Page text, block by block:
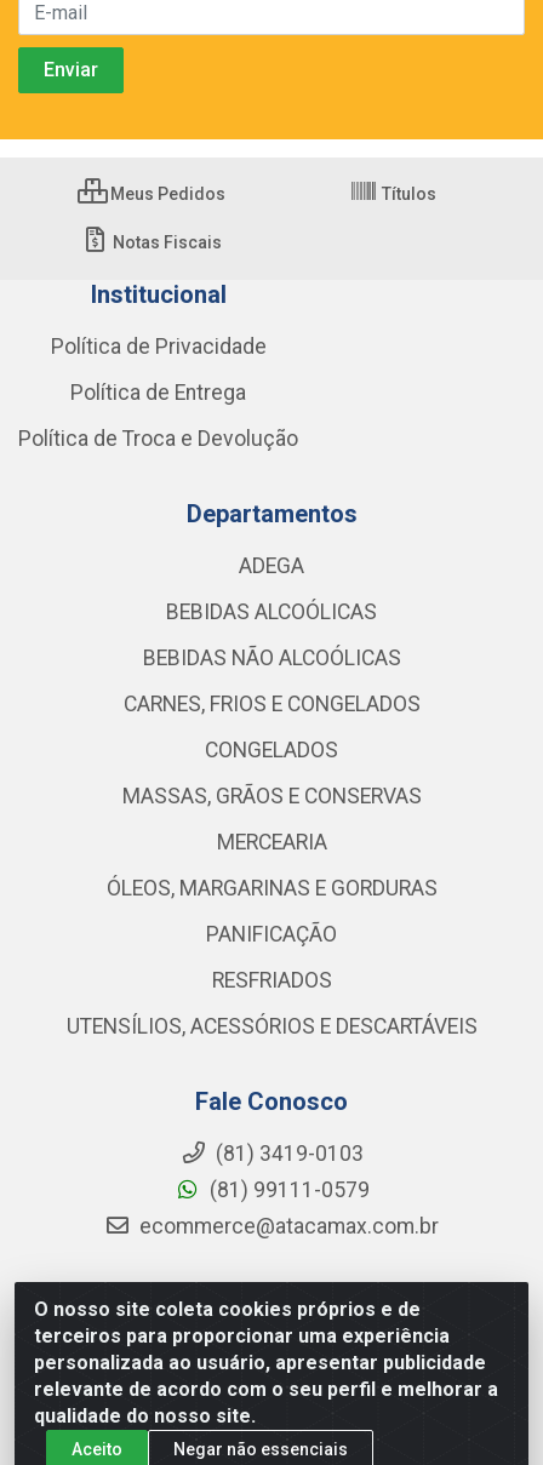
O nosso site coleta cookies próprios e de
terceiros para proporcionar uma experiência
personalizada ao usuário, apresentar publicidade
relevante de acordo com o seu perfil e melhorar a
qualidade do nosso site.
Aceito Negar não essenciais
Meus Pedidos Títulos
Notas Fiscais
Institucional
Política de Privacidade
Política de Entrega
Política de Troca e Devolução
Departamentos
ADEGA
BEBIDAS ALCOÓLICAS
BEBIDAS NÃO ALCOÓLICAS
CARNES, FRIOS E CONGELADOS
CONGELADOS
MASSAS, GRÃOS E CONSERVAS
MERCEARIA
ÓLEOS, MARGARINAS E GORDURAS
PANIFICAÇÃO
RESFRIADOS
UTENSÍLIOS, ACESSÓRIOS E DESCARTÁVEIS
Fale Conosco
(81) 3419-0103
(81) 99111-0579
ecommerce@atacamax.com.br
Atacamax Importadora de Alimentos LTDA - RODOVIA BR-
101 - SUL, KM 79,60 GP E GALPAO:D - Muribeca, Jaboatão dos
Guararapes - PE, 54355-010 - CNPJ 08.305.623/0001-84